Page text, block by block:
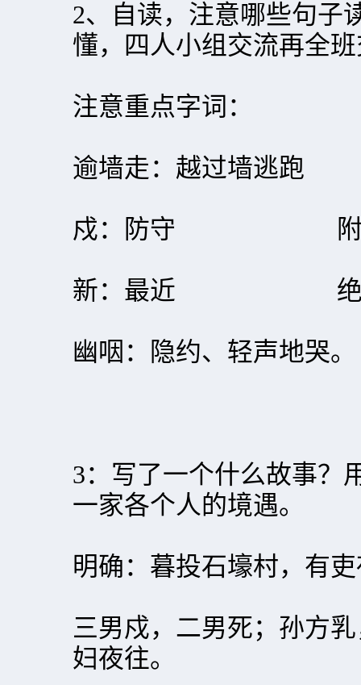
2、自读，注意哪些句子
懂，四人小组交流再全
注意重点字词：
逾墙走：越过墙逃
戍：防守 附书
新：最近 绝：
幽咽：隐约、轻声地
3：写了一个什么故事？
一家各个人的境遇。
明确：暮投石壕村，有
三男戍，二男死；孙方
妇夜往。